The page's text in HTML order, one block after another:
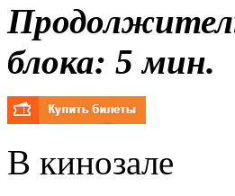
блока: 5 мин.
В кинозале